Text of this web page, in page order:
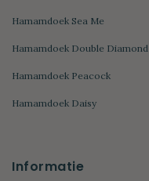
Hamamdoek Sea Me
Hamamdoek Double Diamond
Hamamdoek Peacock
Hamamdoek Daisy
Informatie